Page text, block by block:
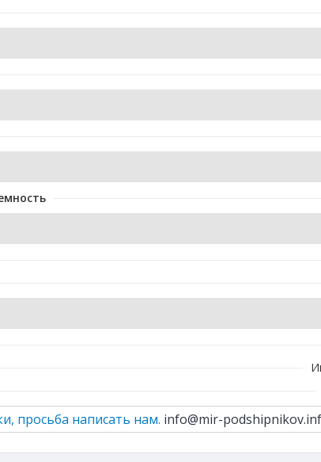
просьба написать нам. info@mir-